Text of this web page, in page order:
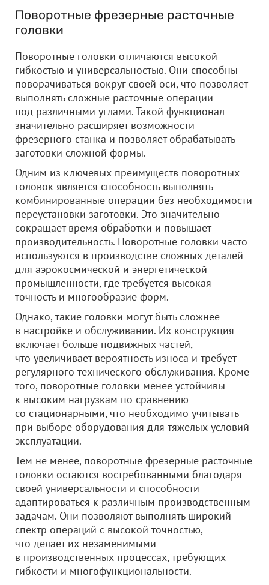
Поворотные фрезерные расточные
головки
Поворотные головки отличаются высокой
гибкостью и универсальностью. Они способны
поворачиваться вокруг своей оси, что позволяет
выполнять сложные расточные операции
под различными углами. Такой функционал
значительно расширяет возможности
фрезерного станка и позволяет обрабатывать
заготовки сложной формы.
Одним из ключевых преимуществ поворотных
головок является способность выполнять
комбинированные операции без необходимости
переустановки заготовки. Это значительно
сокращает время обработки и повышает
производительность. Поворотные головки часто
используются в производстве сложных деталей
для аэрокосмической и энергетической
промышленности, где требуется высокая
точность и многообразие форм.
Однако, такие головки могут быть сложнее
в настройке и обслуживании. Их конструкция
включает больше подвижных частей,
что увеличивает вероятность износа и требует
регулярного технического обслуживания. Кроме
того, поворотные головки менее устойчивы
к высоким нагрузкам по сравнению
со стационарными, что необходимо учитывать
при выборе оборудования для тяжелых условий
эксплуатации.
Тем не менее, поворотные фрезерные расточные
головки остаются востребованными благодаря
своей универсальности и способности
адаптироваться к различным производственным
задачам. Они позволяют выполнять широкий
спектр операций с высокой точностью,
что делает их незаменимыми
в производственных процессах, требующих
гибкости и многофункциональности.